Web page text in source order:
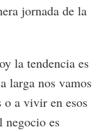
jornada de la
la tendencia es
larga nos vamos
o a vivir en esos
negocio es